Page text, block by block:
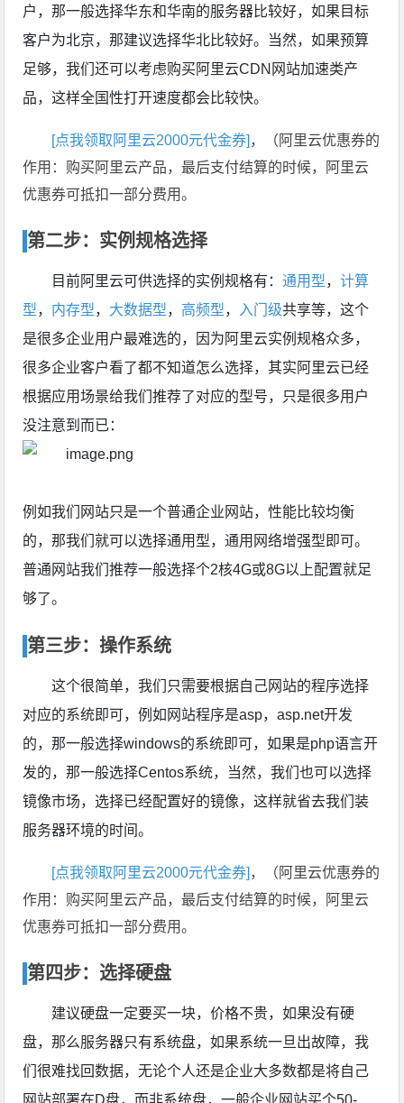
户，那一般选择华东和华南的服务器比较好，如果目标
客户为北京，那建议选择华北比较好。当然，如果预算
足够，我们还可以考虑购买阿里云CDN网站加速类产
品，这样全国性打开速度都会比较快。
[点我领取阿里云2000元代金券] ，（阿里云优惠券的
作用：购买阿里云产品，最后支付结算的时候，阿里云
优惠券可抵扣一部分费用。
第二步：实例规格选择
目前阿里云可供选择的实例规格有：通用型，计算
型， 内存型， 大数据型， 高频型， 入门级共享等，这个
是很多企业用户最难选的，因为阿里云实例规格众多，
很多企业客户看了都不知道怎么选择，其实阿里云已经
根据应用场景给我们推荐了对应的型号，只是很多用户
没注意到而已：
例如我们网站只是一个普通企业网站，性能比较均衡
的，那我们就可以选择通用型，通用网络增强型即可。
普通网站我们推荐一般选择个2核4G或8G以上配置就足
够了。
第三步：操作系统
这个很简单，我们只需要根据自己网站的程序选择
对应的系统即可，例如网站程序是asp，asp.net开发
的，那一般选择windows的系统即可，如果是php语言开
发的，那一般选择Centos系统，当然，我们也可以选择
镜像市场，选择已经配置好的镜像，这样就省去我们装
服务器环境的时间。
[点我领取阿里云2000元代金券] ，（阿里云优惠券的
作用：购买阿里云产品，最后支付结算的时候，阿里云
优惠券可抵扣一部分费用。
第四步：选择硬盘
建议硬盘一定要买一块，价格不贵，如果没有硬
盘，那么服务器只有系统盘，如果系统一旦出故障，我
们很难找回数据，无论个人还是企业大多数都是将自己
网站部署在D盘，而非系统盘，一般企业网站买个50-